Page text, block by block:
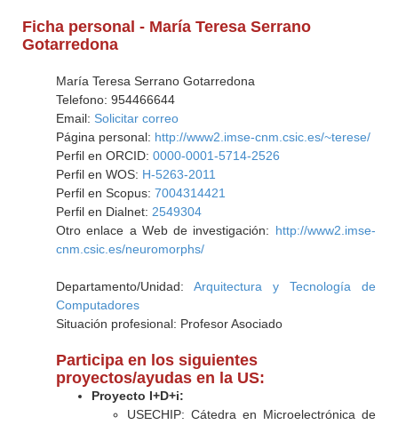
Ficha personal - María Teresa Serrano
Gotarredona
María Teresa Serrano Gotarredona
Telefono: 954466644
Email: Solicitar correo
Página personal: http://www2.imse-cnm.csic.es/~terese/
Perfil en ORCID: 0000-0001-5714-2526
Perfil en WOS: H-5263-2011
Perfil en Scopus: 7004314421
Perfil en Dialnet: 2549304
Otro enlace a Web de investigación: http://www2.imse-
cnm.csic.es/neuromorphs/
Departamento/Unidad: Arquitectura y Tecnología de
Computadores
Situación profesional: Profesor Asociado
Participa en los siguientes
proyectos/ayudas en la US:
Proyecto I+D+i:
USECHIP: Cátedra en Microelectrónica de